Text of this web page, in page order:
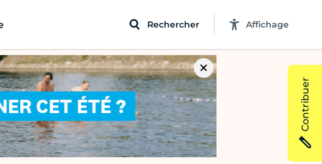
Rechercher Affichage
Contribuer